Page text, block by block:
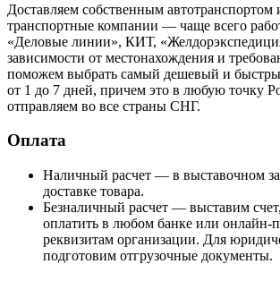
Доставляем собственным автотранспортом
транспортные компании — чаще всего
«Деловые линии», КИТ,
зависимости от местонахождения и
поможем выбрать самый дешевый и
от 1 до 7 дней, причем это в любую точку
отправляем во все страны СНГ.
Оплата
Наличный расчет — в выставочном
доставке товара.
Безналичный расчет — выставим
оплатить в любом банке или онлайн-
реквизитам организации. Для
подготовим отгрузочные документы.